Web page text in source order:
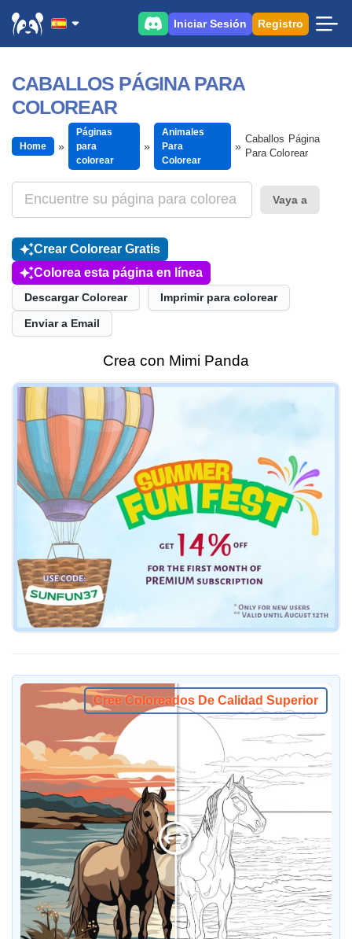
Iniciar Sesión Registro
CABALLOS PÁGINA PARA
COLOREAR
Home
Páginas
para
colorear
Animales
Para
Colorear
Caballos Página
Para Colorear
Vaya a
Crear Colorear Gratis
Colorea esta página en línea
Descargar Colorear Imprimir para colorear
Enviar a Email
Crea con Mimi Panda
Cree Coloreados De Calidad Superior